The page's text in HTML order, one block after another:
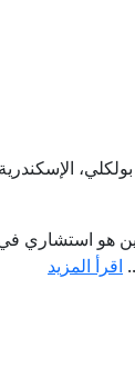
هو
اقرأ المزيد